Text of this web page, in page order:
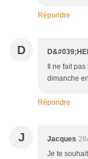
Répondre
D
Il ne fait
dimanche
Répondre
J Jacques
Je te